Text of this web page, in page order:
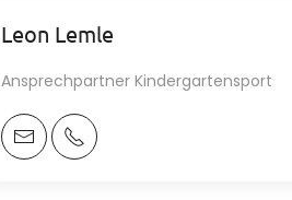
Leon Lemle
Ansprechpartner Kindergartensport